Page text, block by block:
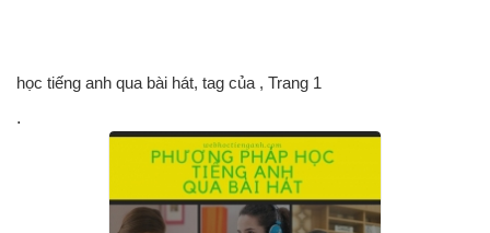
học tiếng anh qua bài hát, tag của , Trang 1
.